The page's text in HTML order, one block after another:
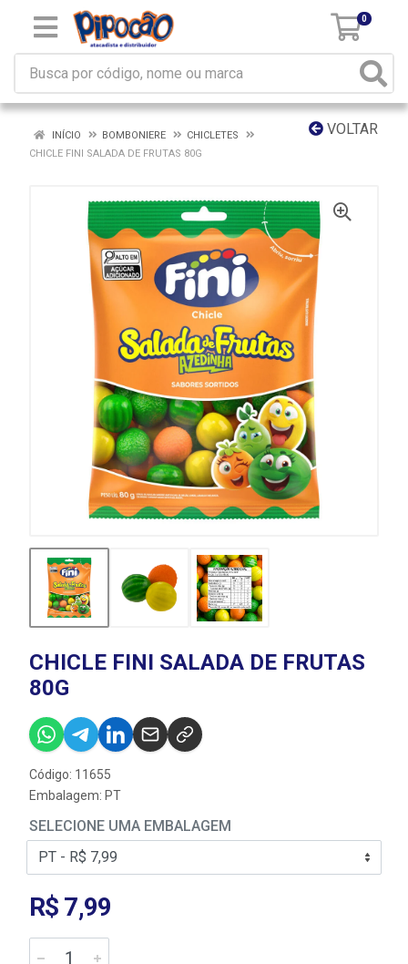
0
VOLTAR
INÍCIO BOMBONIERE
CHICLETES
CHICLE FINI SALADA DE FRUTAS 80G
CHICLE FINI SALADA DE FRUTAS
80G
Código: 11655
Embalagem: PT
SELECIONE UMA EMBALAGEM
R$ 7,99